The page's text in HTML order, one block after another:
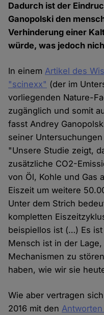
Dadurch ist der
Ganopolski den
Verhinderung einer
würde, was jedoch
In einemArtikel des
"scinexx" (der im
vorliegenden Nature-
zugänglich und somit
fasst Andrey
seiner
"Unsere Studie zeigt,
zusätzliche CO2-
von Öl, Kohle und Gas
Eiszeit um weitere
Unter dem Strich
kompletten
beispiellos ist (…) Es
Mensch ist in der
Mechanismen zu
haben, wie wir sie
Wie aber vertragen
2016 mit den